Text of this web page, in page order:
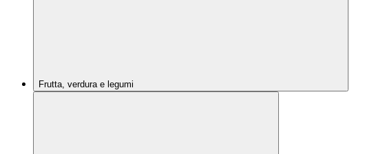
Frutta, verdura e legumi